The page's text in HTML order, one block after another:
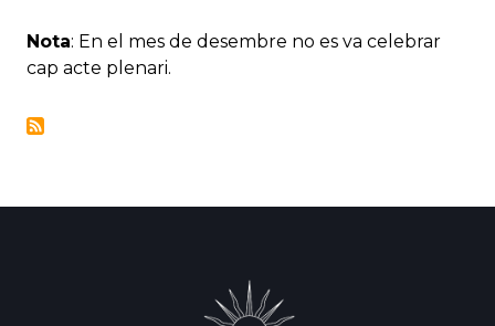
Nota: En el mes de desembre no es va celebrar
cap acte plenari.